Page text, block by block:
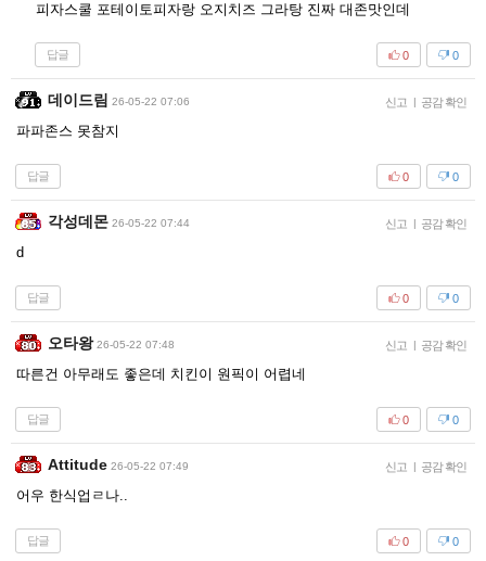
피자스쿨 포테이토피자랑 오지치즈 그라탕 진짜 대존맛인데
답글 0
0
데이드림 26-05-22 07:06 신고 | 공감 확인
파파존스 못참지
답글 0
0
각성데몬 26-05-22 07:44 신고 | 공감 확인
d
답글 0
0
오타왕 26-05-22 07:48 신고 | 공감 확인
따른건 아무래도 좋은데 치킨이 원픽이 어렵네
답글 0
0
Attitude 26-05-22 07:49 신고 | 공감 확인
어우 한식업ㄹ나..
답글 0
0